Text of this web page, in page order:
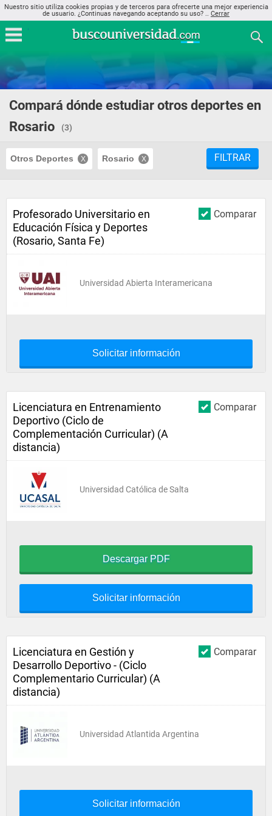
Nuestro sitio utiliza cookies propias y de terceros para ofrecerte una mejor experiencia
de usuario. ¿Continuas navegando aceptando su uso? .. Cerrar
Compará dónde estudiar otros deportes en
Rosario
(3)
Otros Deportes Rosario FILTRAR
Comparar
Profesorado Universitario en
Educación Física y Deportes
(Rosario, Santa Fe)
Universidad Abierta Interamericana
Solicitar información
Comparar
Licenciatura en Entrenamiento
Deportivo (Ciclo de
Complementación Curricular) (A
distancia)
Universidad Católica de Salta
Descargar PDF
Solicitar información
Comparar
Licenciatura en Gestión y
Desarrollo Deportivo - (Ciclo
Complementario Curricular) (A
distancia)
Universidad Atlantida Argentina
Solicitar información